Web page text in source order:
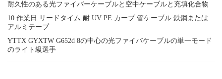
耐久性のある光ファイバーケーブルと空中ケーブルと充填化合物
10 作業日 リードタイム 耐 UV PE カーブ 管ケーブル 鉄鋼または
アルミテープ
YTTX GYXTW G652d 8の中心の光ファイバケーブルの単一モード
のライト級選手